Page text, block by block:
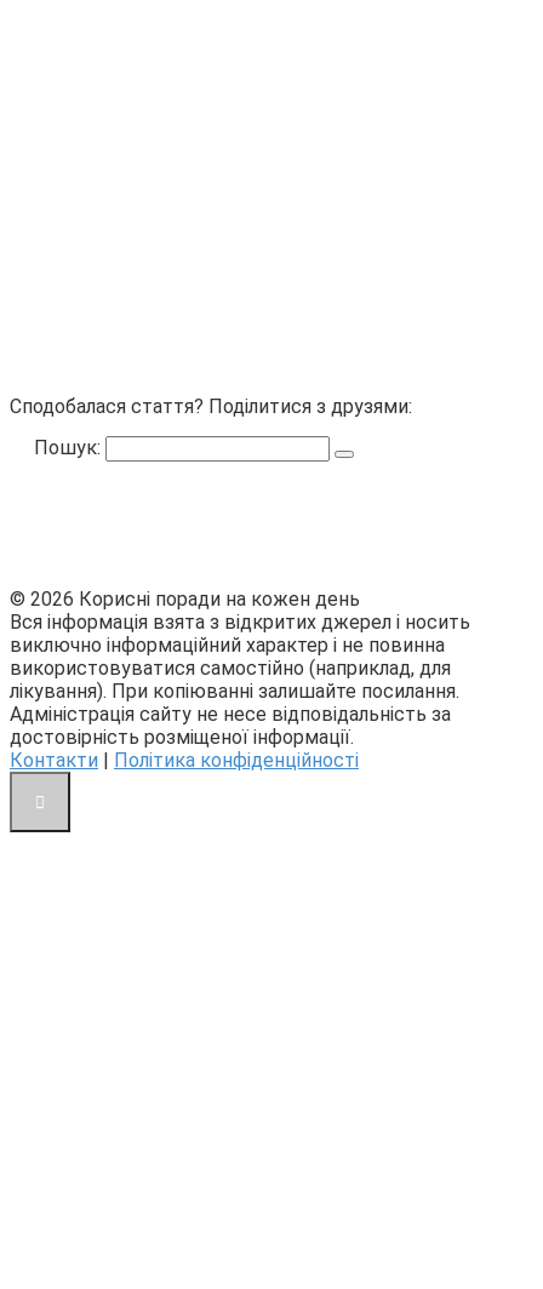
Сподобалася стаття? Поділитися з друзями:
Пошук:
© 2026 Корисні поради на кожен день
Вся інформація взята з відкритих джерел і носить
виключно інформаційний характер і не повинна
використовуватися самостійно (наприклад, для
лікування). При копіюванні залишайте посилання.
Адміністрація сайту не несе відповідальність за
достовірність розміщеної інформації.
Контакти | Політика конфіденційності